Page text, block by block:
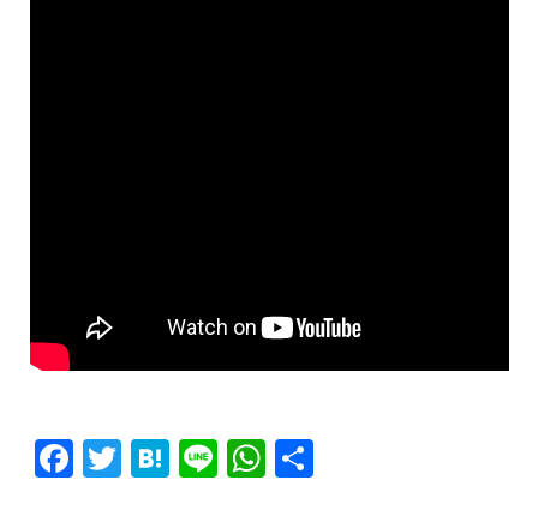
F T H L W 共